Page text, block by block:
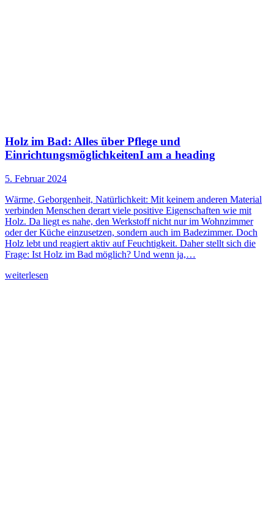
Holz im Bad: Alles über Pflege und
EinrichtungsmöglichkeitenI am a heading
5. Februar 2024
Wärme, Geborgenheit, Natürlichkeit: Mit keinem anderen Material
verbinden Menschen derart viele positive Eigenschaften wie mit
Holz. Da liegt es nahe, den Werkstoff nicht nur im Wohnzimmer
oder der Küche einzusetzen, sondern auch im Badezimmer. Doch
Holz lebt und reagiert aktiv auf Feuchtigkeit. Daher stellt sich die
Frage: Ist Holz im Bad möglich? Und wenn ja,…
weiterlesen